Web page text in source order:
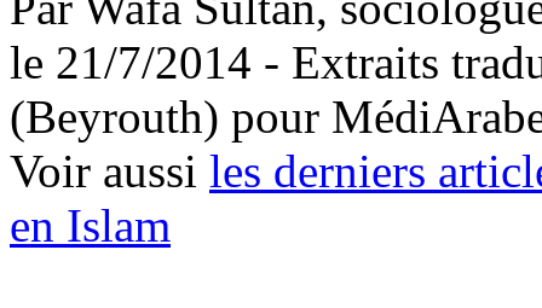
le 21/7/2014 - Extraits
(Beyrouth) pour
Voir aussi les derniers
en Islam